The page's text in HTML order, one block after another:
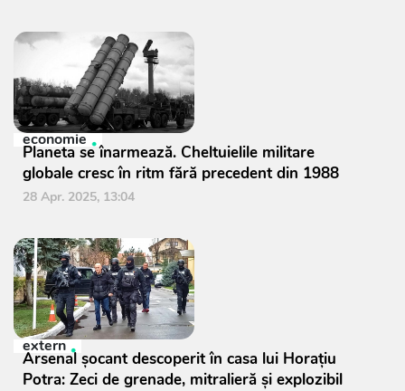
economie
Planeta se înarmează. Cheltuielile militare
globale cresc în ritm fără precedent din 1988
28 Apr. 2025, 13:04
extern
Arsenal șocant descoperit în casa lui Horațiu
Potra: Zeci de grenade, mitralieră și explozibil